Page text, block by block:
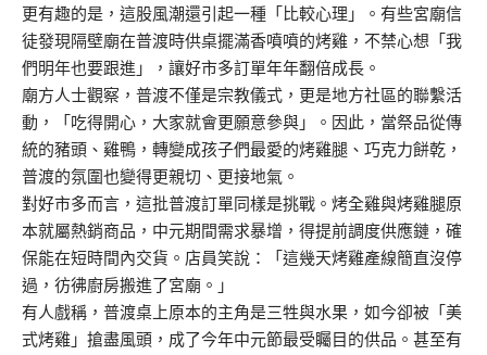
更有趣的是，這股風潮還引起一種「比較心理」。有些宮廟信
徒發現隔壁廟在普渡時供桌擺滿香噴噴的烤雞，不禁心想「我
們明年也要跟進」，讓好市多訂單年年翻倍成長。
廟方人士觀察，普渡不僅是宗教儀式，更是地方社區的聯繫活
動，「吃得開心，大家就會更願意參與」。因此，當祭品從傳
統的豬頭、雞鴨，轉變成孩子們最愛的烤雞腿、巧克力餅乾，
普渡的氛圍也變得更親切、更接地氣。
對好市多而言，這批普渡訂單同樣是挑戰。烤全雞與烤雞腿原
本就屬熱銷商品，中元期間需求暴增，得提前調度供應鏈，確
保能在短時間內交貨。店員笑說：「這幾天烤雞產線簡直沒停
過，彷彿廚房搬進了宮廟。」
有人戲稱，普渡桌上原本的主角是三牲與水果，如今卻被「美
式烤雞」搶盡風頭，成了今年中元節最受矚目的供品。甚至有